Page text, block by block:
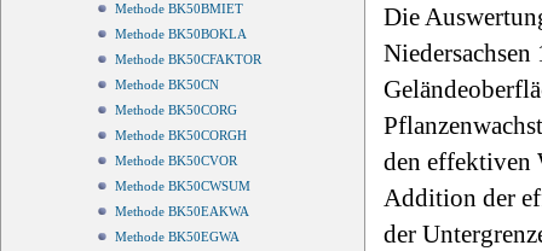
Methode BK50BMIET
Methode BK50BOKLA
Methode BK50CFAKTOR
Methode BK50CN
Methode BK50CORG
Methode BK50CORGH
Methode BK50CVOR
Methode BK50CWSUM
Methode BK50EAKWA
Methode BK50EGWA
Die
den effektiven
Addition der
der